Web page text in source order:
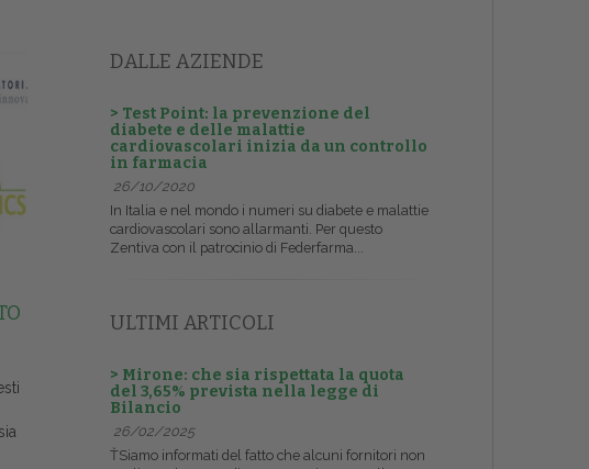
DALLE AZIENDE
> Test Point: la prevenzione del
diabete e delle malattie
cardiovascolari inizia da un controllo
in farmacia
26/10/2020
In Italia e nel mondo i numeri su diabete e malattie
cardiovascolari sono allarmanti. Per questo
Zentiva con il patrocinio di Federfarma...
ULTIMI ARTICOLI
> Mirone: che sia rispettata la quota
del 3,65% prevista nella legge di
Bilancio
26/02/2025
ŤSiamo informati del fatto che alcuni fornitori non